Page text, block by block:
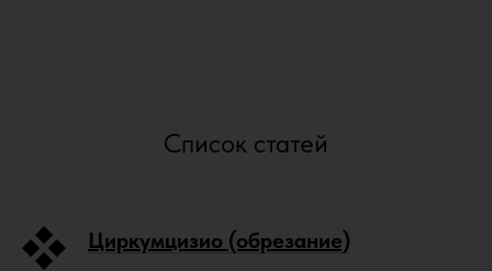
Список статей
Циркумцизио (обрезание)